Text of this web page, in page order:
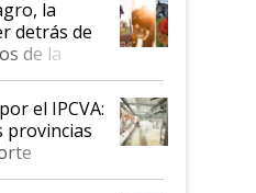
la
detrás de
de la
que
a estos
meel IPCVA:
provincias